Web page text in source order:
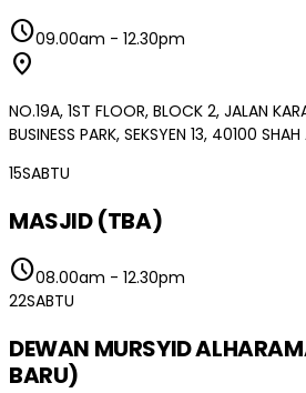
schedule09.00am - 12.30pm
location_on
NO.19A, 1ST FLOOR, BLOCK 2, JALAN
BUSINESS PARK, SEKSYEN 13, 40100
15SABTU
MASJID (TBA)
schedule08.00am - 12.30pm
22SABTU
DEWAN MURSYID
BARU)